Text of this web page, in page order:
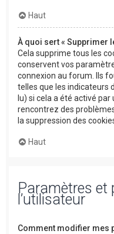
Haut
À quoi sert « Supprimer
Cela supprime tous les
conservent vos
connexion au forum. Ils
telles que les indicateurs
lu) si cela a été activé
rencontrez des
la suppression des
Haut
Paramètres et
l’utilisateur
Comment modifier mes